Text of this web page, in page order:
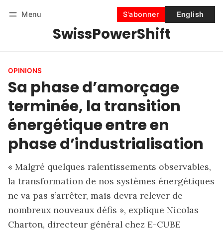
Menu
SwissPowerShift
S'abonner English
Se connecter S'abonner
OPINIONS
Sa phase d’amorçage
terminée, la transition
énergétique entre en
phase d’industrialisation
« Malgré quelques ralentissements observables,
la transformation de nos systèmes énergétiques
ne va pas s’arrêter, mais devra relever de
nombreux nouveaux défis », explique Nicolas
Charton, directeur général chez E-CUBE